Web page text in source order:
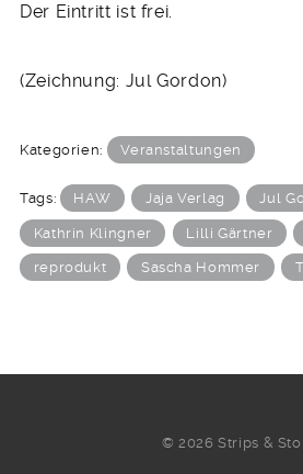
Der Eintritt ist frei.
(Zeichnung: Jul Gordon)
Kategorien: Veranstaltungen
Tags: HAW Jaja Verlag Jul
Kathrin Klingner Lilli Gärtner
reprodukt Sascha Hommer
© 2026 Strips &